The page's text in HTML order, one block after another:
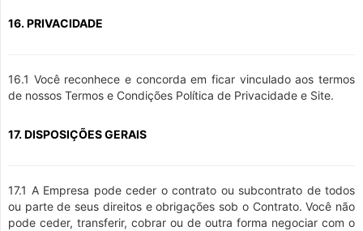
16. PRIVACIDADE
16.1 Você reconhece e concorda em ficar vinculado aos termos
de nossos Termos e Condições Política de Privacidade e Site.
17. DISPOSIÇÕES GERAIS
17.1 A Empresa pode ceder o contrato ou subcontrato de todos
ou parte de seus direitos e obrigações sob o Contrato. Você não
pode ceder, transferir, cobrar ou de outra forma negociar com o